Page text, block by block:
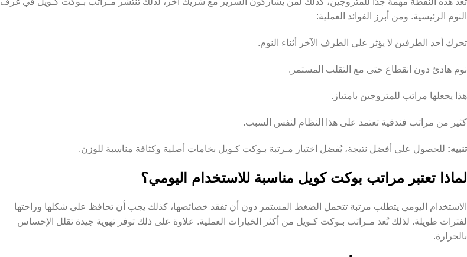
النوم الرئيسية. ومن أبرز الفوائد العملية:
تحرك أحد الطرفين لا يؤثر على الطرف الآخر أثناء النوم.
نوم هادئ دون انقطاع حتى مع التقلب المستمر.
هذا يجعلها مراتب للمتزوجين بامتياز.
كثير من مراتب فندقية تعتمد على هذا النظام لنفس السبب.
تنبيه: للحصول على أفضل نتيجة، يُفضل اختيار مـرتبة بـوكت كـويل بخامات أصلية وكثافة مناسبة للوزن.
لماذا تعتبر مراتب بوكت كويل مناسبة للاستخدام اليومي؟
الاستخدام اليومي يتطلب مرتبة تتحمل الضغط المستمر دون أن تفقد خصائصها، كذلك يجب أن تحافظ على شكلها وراحتها
لفترات طويلة. لذلك تُعد مـراتب بـوكت كـويل من أكثر الخيارات العملية. علاوة على ذلك توفر تهوية جيدة تقلل الإحساس
بالحرارة.